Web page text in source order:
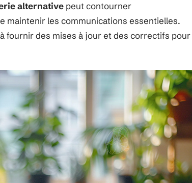
alternative peut contourner
maintenir les communications essentielles.
fournir des mises à jour et des correctifs pour